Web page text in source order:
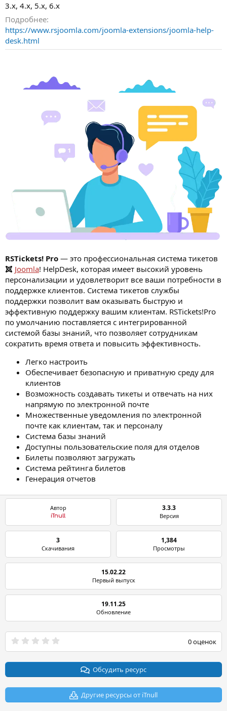
и
я
3.х 4.x 5.x 6.x
Подробнее
https://www.rsjoomla.com/joomla-extensions/joomla-help-
desk.html
RSTickets! Pro — это профессиональная система тикетов
Joomla! HelpDesk, которая имеет высокий уровень
персонализации и удовлетворит все ваши потребности в
поддержке клиентов. Система тикетов службы
поддержки позволит вам оказывать быструю и
эффективную поддержку вашим клиентам. RSTickets!Pro
по умолчанию поставляется с интегрированной
системой базы знаний, что позволяет сотрудникам
сократить время ответа и повысить эффективность.
Легко настроить
Обеспечивает безопасную и приватную среду для
клиентов
Возможность создавать тикеты и отвечать на них
напрямую по электронной почте
Множественные уведомления по электронной
почте как клиентам, так и персоналу
Система базы знаний
Доступны пользовательские поля для отделов
Билеты позволяют загружать
Система рейтинга билетов
Генерация отчетов
Автор
iTnull
3.3.3
Версия
3
Скачивания
1,384
Просмотры
15.02.22
Первый выпуск
19.11.25
Обновление
0
0
в
з
0 оценок
Обсудить ресурс
Другие ресурсы от iTnull